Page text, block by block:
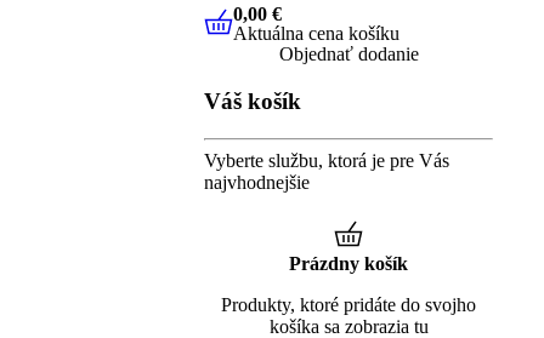
0,00 €Aktuálna cena košíku
0,00 €
Aktuálna cena košíku
Objednať dodanie
Váš košík
Vyberte službu, ktorá je pre Vás
najvhodnejšie
Prázdny košík
Produkty, ktoré pridáte do svojho
košíka sa zobrazia tu